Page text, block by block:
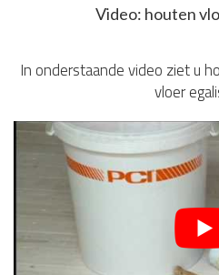
Video: houten
In onderstaande video ziet u
vloer